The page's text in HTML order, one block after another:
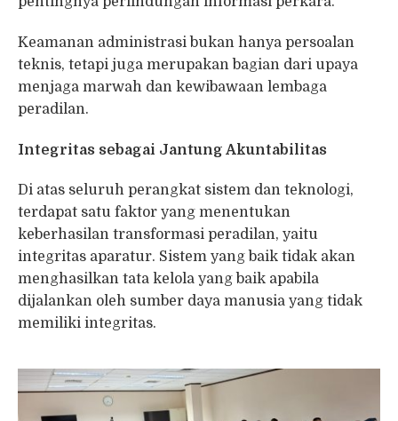
Keamanan administrasi bukan hanya persoalan
teknis, tetapi juga merupakan bagian dari upaya
menjaga marwah dan kewibawaan lembaga
peradilan.
Integritas sebagai Jantung Akuntabilitas
Di atas seluruh perangkat sistem dan teknologi,
terdapat satu faktor yang menentukan
keberhasilan transformasi peradilan, yaitu
integritas aparatur. Sistem yang baik tidak akan
menghasilkan tata kelola yang baik apabila
dijalankan oleh sumber daya manusia yang tidak
memiliki integritas.